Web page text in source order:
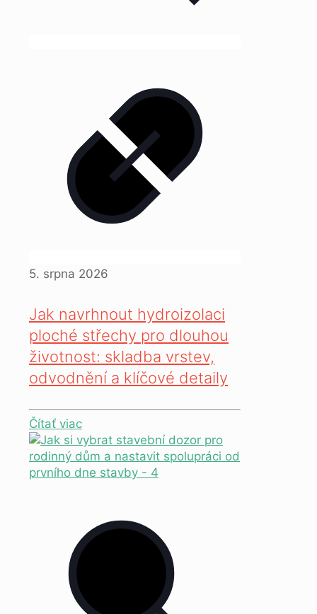
5. srpna 2026
Jak navrhnout hydroizolaci
ploché střechy pro dlouhou
životnost: skladba vrstev,
odvodnění a klíčové detaily
Čítať viac